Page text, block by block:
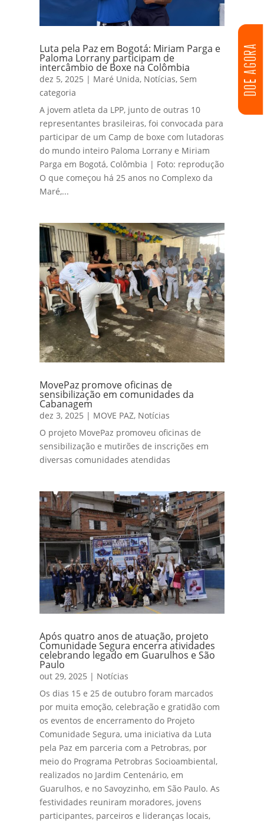
DOE AGORA
Luta pela Paz em Bogotá: Miriam Parga e
Paloma Lorrany participam de
intercâmbio de Boxe na Colômbia
dez 5, 2025 | Maré Unida, Notícias,Sem
categoria
A jovem atleta da LPP, junto de outras 10
representantes brasileiras, foi convocada para
participar de um Camp de boxe com lutadoras
do mundo inteiro Paloma Lorrany e Miriam
Parga em Bogotá, Colômbia | Foto: reprodução
O que começou há 25 anos no Complexo da
Maré,...
MovePaz promove oficinas de
sensibilização em comunidades da
Cabanagem
dez 3, 2025 | MOVE PAZ, Notícias
O projeto MovePaz promoveu oficinas de
sensibilização e mutirões de inscrições em
diversas comunidades atendidas
Após quatro anos de atuação, projeto
Comunidade Segura encerra atividades
celebrando legado em Guarulhos e São
Paulo
out 29, 2025 | Notícias
Os dias 15 e 25 de outubro foram marcados
por muita emoção, celebração e gratidão com
os eventos de encerramento do Projeto
Comunidade Segura, uma iniciativa da Luta
pela Paz em parceria com a Petrobras, por
meio do Programa Petrobras Socioambiental,
realizados no Jardim Centenário, em
Guarulhos, e no Savoyzinho, em São Paulo. As
festividades reuniram moradores, jovens
participantes, parceiros e lideranças locais,